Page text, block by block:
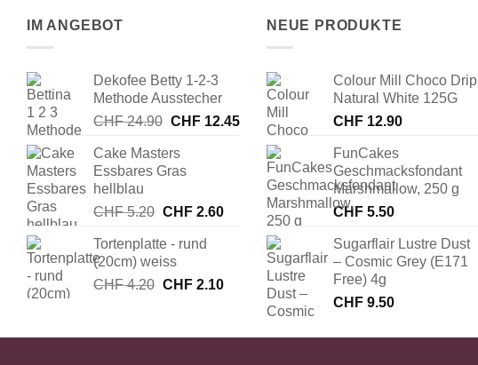
IM ANGEBOT
Dekofee Betty 1-2-3
Methode Ausstecher
CHF24.90 Ursprünglicher
war:
CHF 24.90
CHF12.45Aktueller
Preis
CHF 12.45.
Cake Masters
Essbares Gras
hellblau
CHF5.20 Ursprünglicher
war:
CHF 5.20
CHF2.60Aktueller
CHF 2.60.
Tortenplatte - rund
(20cm) weiss
CHF4.20 Ursprünglicher
CHF 4.20
CHF2.10Aktueller
CHF 2.10.
NEUE PRODUKTE
Colour Mill Choco Drip
Natural White 125G
CHF 12.90
FunCakes
Geschmacksfondant
Marshmallow, 250 g
CHF 5.50
Sugarflair Lustre Dust
– Cosmic Grey (E171
Free) 4g
CHF 9.50